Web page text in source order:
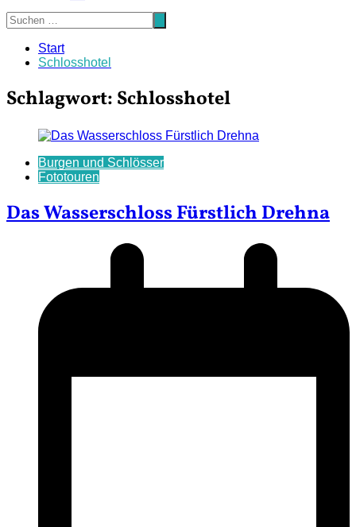
Start
Schlosshotel
Schlagwort: Schlosshotel
Burgen und Schlösser
Fototouren
Das Wasserschloss Fürstlich Drehna